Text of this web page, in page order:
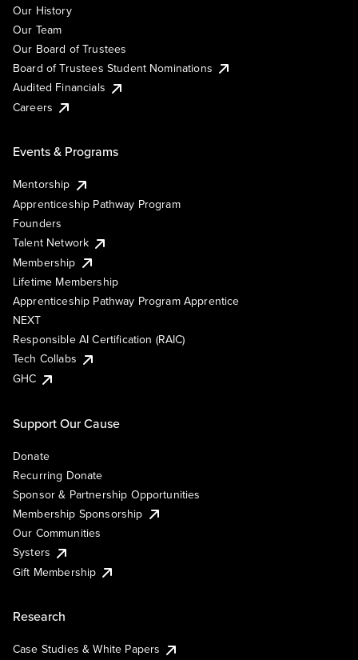
Our History
Our Team
Our Board of Trustees
Board of Trustees Student Nominations
Audited Financials
Careers
Events & Programs
Mentorship
Apprenticeship Pathway Program
Founders
Talent Network
Membership
Lifetime Membership
Apprenticeship Pathway Program Apprentice
NEXT
Responsible AI Certification (RAIC)
Tech Collabs
GHC
Support Our Cause
Donate
Recurring Donate
Sponsor & Partnership Opportunities
Membership Sponsorship
Our Communities
Systers
Gift Membership
Research
Case Studies & White Papers